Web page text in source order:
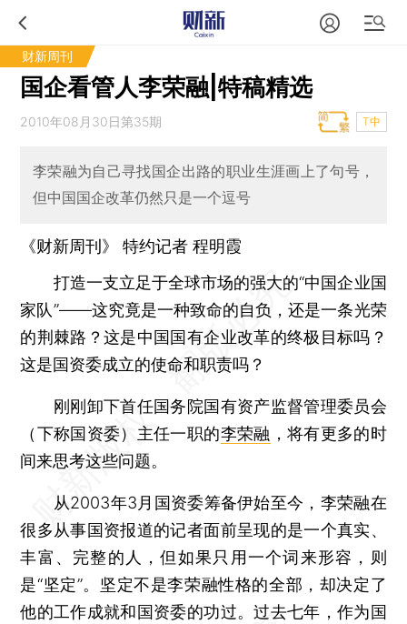
财新周刊
国企看管人李荣融|特稿精选
2010年08月30日第35期 T中
李荣融为自己寻找国企出路的职业生涯画上了句号，
但中国国企改革仍然只是一个逗号
《财新周刊》 特约记者 程明霞
打造一支立足于全球市场的强大的“中国企业国
家队”——这究竟是一种致命的自负，还是一条光荣
的荆棘路？这是中国国有企业改革的终极目标吗？
这是国资委成立的使命和职责吗？
刚刚卸下首任国务院国有资产监督管理委员会
（下称国资委）主任一职的李荣融 ，将有更多的时
间来思考这些问题。
从2003年3月国资委筹备伊始至今，李荣融在
很多从事国资报道的记者面前呈现的是一个真实、
丰富、完整的人，但如果只用一个词来形容，则
是“坚定”。坚定不是李荣融性格的全部，却决定了
他的工作成就和国资委的功过。过去七年，作为国